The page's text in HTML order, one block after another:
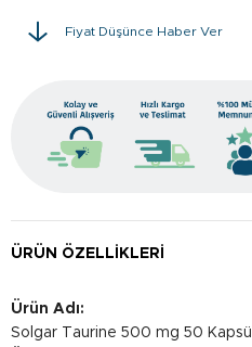
Fiyat Düşünce Haber Ver
ÜRÜN ÖZELLIKLERI
Ürün Adı:
Solgar Taurine 500 mg 50 Kapsül